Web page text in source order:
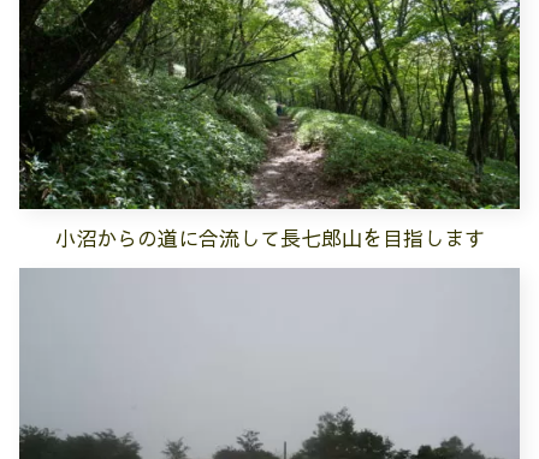
小沼からの道に合流して長七郎山を目指します